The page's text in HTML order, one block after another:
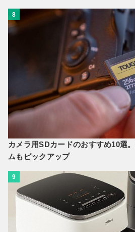
8
カメラ用SDカードのおすすめ10選
ムもピックアップ
9